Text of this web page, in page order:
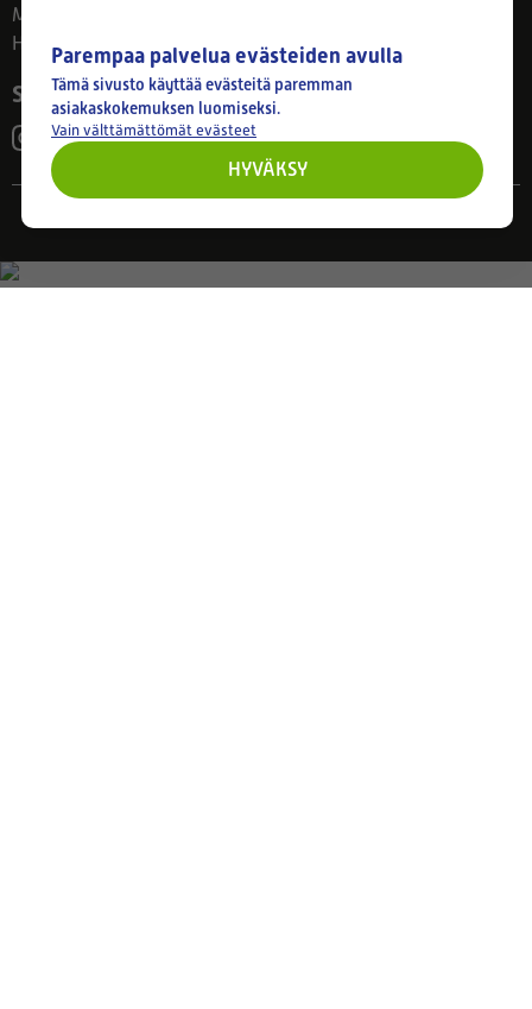
Ma–Pe 8–17
Huom! Myymälän poikkeusaukiolot: 27.7.-21.8. klo 8-16
Seuraa meitä
Parempaa palvelua evästeiden avulla
Tämä sivusto käyttää evästeitä paremman
asiakaskokemuksen luomiseksi.
Vain välttämättömät evästeet
HYVÄKSY